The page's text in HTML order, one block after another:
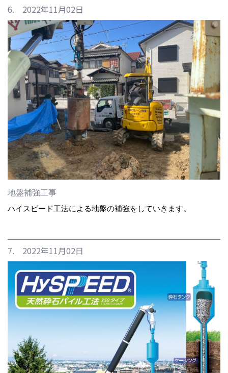
6. 2022年11月02日
地盤補強工事
ハイスピード工法による地盤の補強をしていきます。
7. 2022年11月02日